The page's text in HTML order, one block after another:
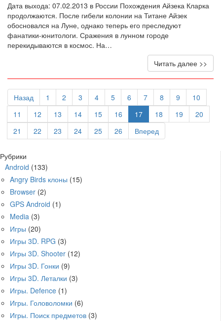
Дата выхода: 07.02.2013 в России Похождения Айзека Кларка
продолжаются. После гибели колонии на Титане Айзек
обосновался на Луне, однако теперь его преследуют
фанатики-юнитологи. Сражения в лунном городе
перекидываются в космос. На…
Читать далее >>
Назад 1 2 3 4 5 6 7 8 9
10
11
12 13 14 15 16 17 18 19
20
21
22 23 24 25 26 Вперед
Рубрики
Android (133)
Angry Birds клоны (15)
Browser (2)
GPS Android (1)
Media (3)
Игры (20)
Игры 3D. RPG (3)
Игры 3D. Shooter (12)
Игры 3D. Гонки (9)
Игры 3D. Леталки (3)
Игры. Defence (1)
Игры. Головоломки (6)
Игры. Поиск предметов (3)